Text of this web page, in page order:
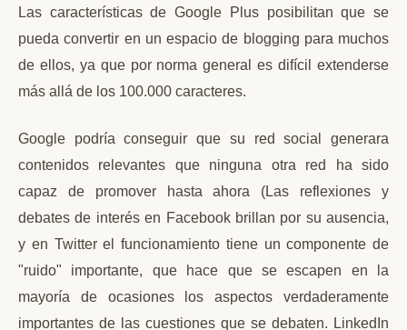
Las características de Google Plus posibilitan que se
pueda convertir en un espacio de blogging para muchos
de ellos, ya que por norma general es difícil extenderse
más allá de los 100.000 caracteres.
Google podría conseguir que su red social generara
contenidos relevantes que ninguna otra red ha sido
capaz de promover hasta ahora (Las reflexiones y
debates de interés en Facebook brillan por su ausencia,
y en Twitter el funcionamiento tiene un componente de
"ruido" importante, que hace que se escapen en la
mayoría de ocasiones los aspectos verdaderamente
importantes de las cuestiones que se debaten. LinkedIn